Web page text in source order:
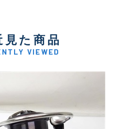
見た商品
VIEWED